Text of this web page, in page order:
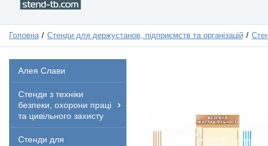
Головна Стенди для держустанов, підприємств та організацій
Алея Слави
Стенди з техніки
безпеки, охорони праці
та цивільного захисту
Стенди для